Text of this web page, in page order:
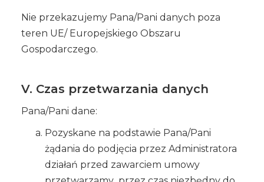
Nie przekazujemy Pana/Pani danych poza
teren UE/ Europejskiego Obszaru
Gospodarczego.
V. Czas przetwarzania danych
Pana/Pani dane:
Pozyskane na podstawie Pana/Pani
żądania do podjęcia przez Administratora
działań przed zawarciem umowy